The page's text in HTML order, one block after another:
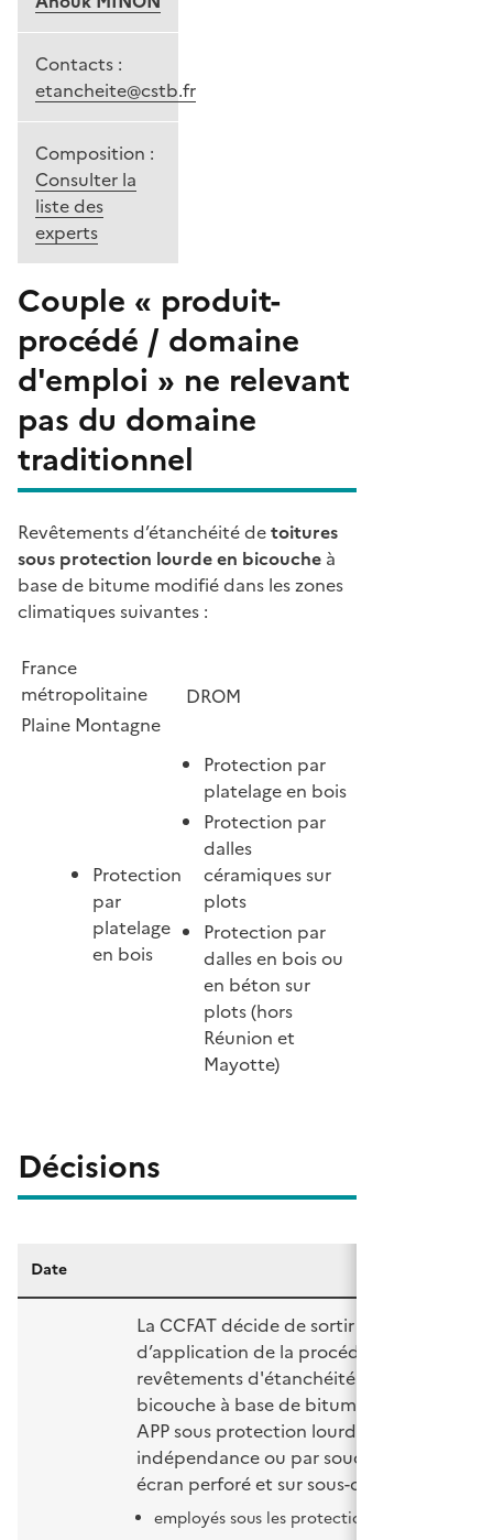
Contacts :
etancheite@cstb.fr
Composition :
Consulter la
liste des
experts
Couple « produit-
procédé / domaine
d'emploi » ne relevant
pas du domaine
traditionnel
Revêtements d’étanchéité detoitures
sous protection lourde en bicouche à
base de bitume modifié dans les zones
climatiques suivantes :
France
métropolitaine
DROM
Plaine Montagne
Protection
par
platelage
en bois
Protection par
platelage en bois
Protection par
dalles
céramiques sur
plots
Protection par
dalles en bois ou
en béton sur
plots (hors
Réunion et
Mayotte)
Décisions
Date
La CCFAT décide de sortir du domaine
d’application de la procédure l’utilisation
revêtements d'étanchéité de toitures
bicouche à base de bitume modifié SBS et
APP sous protection lourde, posés en
indépendance ou par soudage (y compris
écran perforé et sur sous-couche clouée)
employés sous les protections lourdes